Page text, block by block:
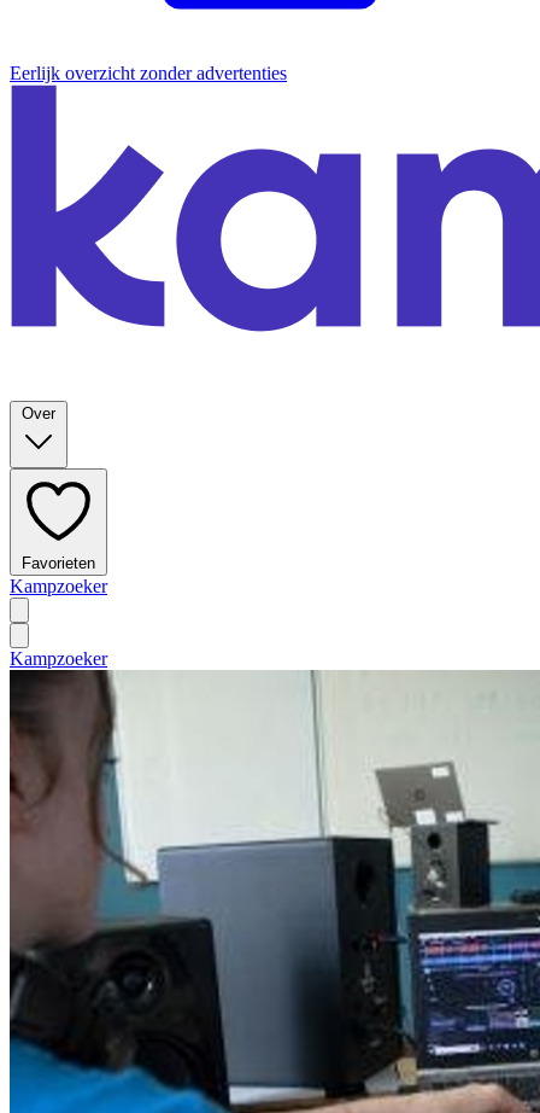
Eerlijk overzicht zonder advertenties
Over
Favorieten
Kampzoeker
Kampzoeker